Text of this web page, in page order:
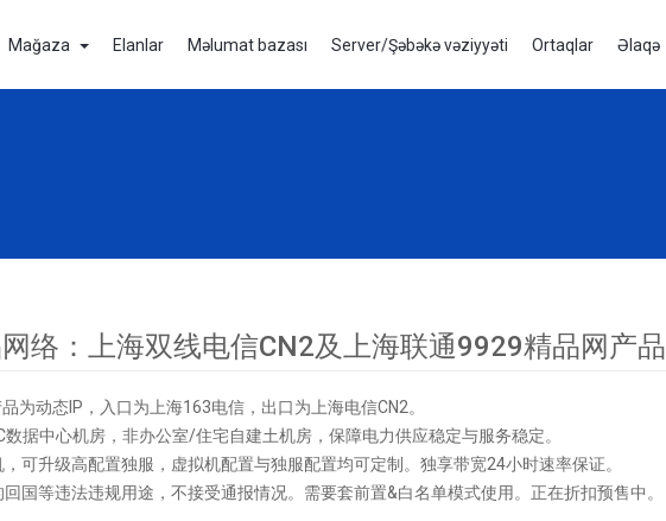
Mağaza Elanlar Məlumat bazası Server/Şəbəkə vəziyyəti Ortaqlar Əlaqə
络：上海双线电信CN2及上海联通9929精品网产品
品为动态IP，入口为上海163电信，出口为上海电信CN2。
数据中心机房，非办公室/住宅自建土机房，保障电力供应稳定与服务稳定。
可升级高配置独服，虚拟机配置与独服配置均可定制。独享带宽24小时速率保证。
国等违法违规用途，不接受通报情况。需要套前置&白名单模式使用。正在折扣预售中。